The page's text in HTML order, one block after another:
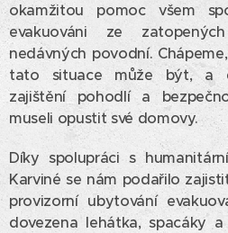
okamžitou pomoc všem
evakuováni ze
nedávných povodní.
tato situace může být, a
zajištění pohodlí a
museli opustit své domovy.
Díky spolupráci s
Karviné se nám podařilo
provizorní ubytování
dovezena lehátka, spacáky